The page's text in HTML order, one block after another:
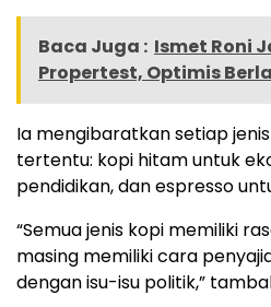
Baca Juga : Ismet Roni
Propertest, Optimis
Ia mengibaratkan setiap
tertentu: kopi hitam untuk
pendidikan, dan espresso
“Semua jenis kopi memiliki
masing memiliki cara
dengan isu-isu politik,”